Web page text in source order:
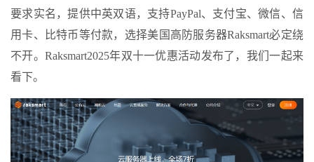
要求实名，提供中英双语，支持PayPal、支付宝、微信、信
用卡、比特币等付款，选择美国高防服务器Raksmart必定绕
不开。Raksmart2025年双十一优惠活动发布了，我们一起来
看下。